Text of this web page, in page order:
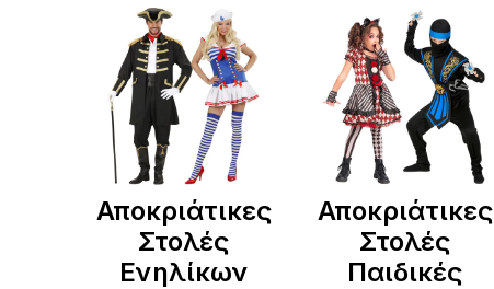
Αποκριάτικες
Στολές
Ενηλίκων
Αποκριάτικες
Στολές
Παιδικές